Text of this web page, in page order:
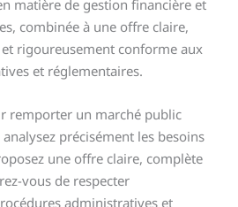
matière de gestion financière et
combinée à une offre claire,
rigoureusement conforme aux
et réglementaires.
remporter un marché public
précisément les besoins
une offre claire, complète
vous de respecter
administratives et